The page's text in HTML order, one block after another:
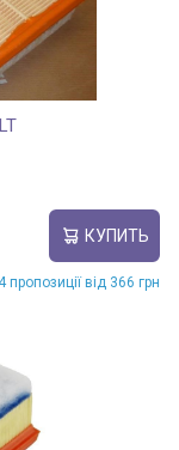
КУПИТЬ
пропозиції від 366 грн